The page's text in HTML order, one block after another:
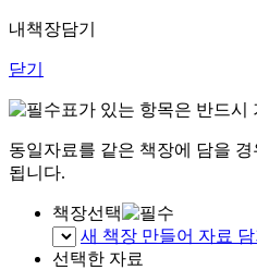
내책장담기
닫기
표가 있는 항목은 반드시
동일자료를 같은 책장에 담을
됩니다.
책장선택
새 책장 만들어 자료 담
선택한 자료